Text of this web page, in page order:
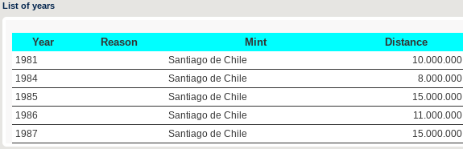
List of years
Year Reason Mint Distance
1981 Santiago de Chile
10.000.000
1984
Santiago de Chile
8.000.000
1985
Santiago de Chile
15.000.000
1986
Santiago de Chile
11.000.000
1987
Santiago de Chile 15.000.000